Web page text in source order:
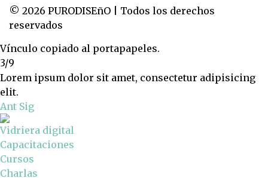
© 2026 PURODISEñO | Todos los derechos
reservados
Vínculo copiado al portapapeles.
3/9
Lorem ipsum dolor sit amet, consectetur adipisicing
elit.
Ant Sig
Vidriera digital
Capacitaciones
Cursos
Charlas